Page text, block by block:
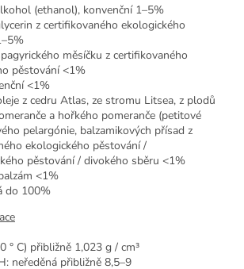
(ethanol), konvenční 1–5%
z certifikovaného ekologického
měsíčku z certifikovaného
pěstování <1%
<1%
z cedru Atlas, ze stromu Litsea, z plodů
a hořkého pomeranče (petitové
pelargónie, balzamikových přísad z
ekologického pěstování /
pěstování / divokého sběru <1%
<1%
do 100%
° C) přibližně 1,023 g / cm³
neředěná přibližně 8,5–9